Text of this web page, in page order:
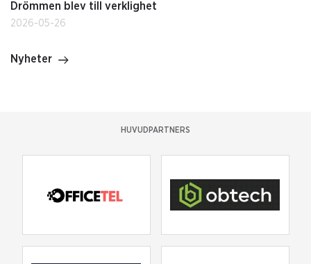
Drömmen blev till verklighet
2026-05-26
Nyheter
HUVUDPARTNERS